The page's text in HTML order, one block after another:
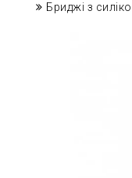
Бриджі з